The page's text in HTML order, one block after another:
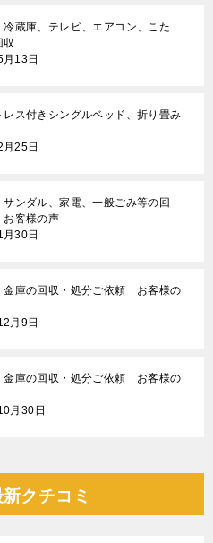
冷蔵庫、テレビ、エアコン、こた
収
13日
レス付きシングルベッド、折り畳み
25日
サンダル、家電、一般ごみ等の回
客様の声
30日
金庫の回収・処分ご依頼 お客様の
月9日
金庫の回収・処分ご依頼 お客様の
月30日
クチコミ